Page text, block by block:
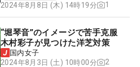
2024年8月8日 (木) 14時19分
1
“堀琴音”のイメージで苦手克服
木村彩子が見つけた洋芝対策
国内女子
2024年8月3日 (土) 10時00分
2